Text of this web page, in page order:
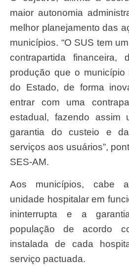
maior autonomia
melhor planejamento das
municípios. “O SUS tem
contrapartida
produção que o município
do Estado, de forma
entrar com uma
estadual, fazendo assim
garantia do custeio e
serviços aos usuários”,
SES-AM.
Aos municípios, cabe a manutenção da
unidade hospitalar em
ininterrupta e a
população de acordo
instalada de cada
serviço pactuada.